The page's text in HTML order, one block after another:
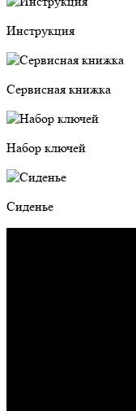
Инструкция
Сервисная книжка
Набор ключей
Сиденье